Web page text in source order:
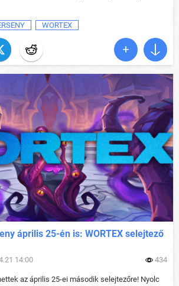
WORTEX
április 25-én is: WORTEX selejtező
14:00 434
az április 25-ei második selejtezőre! Nyolc